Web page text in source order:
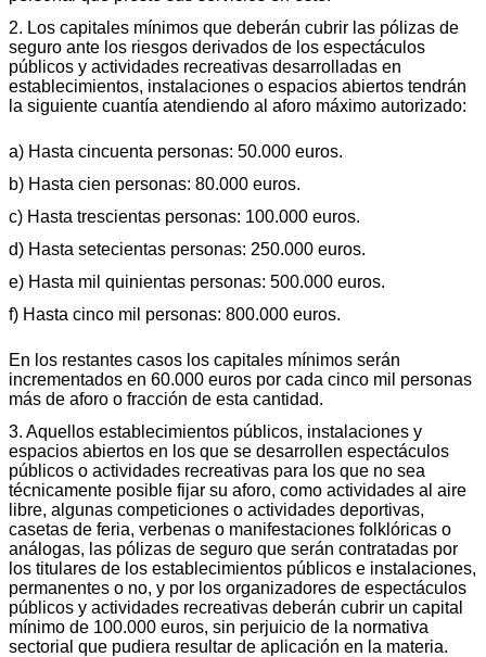
2. Los capitales mínimos que deberán cubrir las pólizas de
seguro ante los riesgos derivados de los espectáculos
públicos y actividades recreativas desarrolladas en
establecimientos, instalaciones o espacios abiertos tendrán
la siguiente cuantía atendiendo al aforo máximo autorizado:
a) Hasta cincuenta personas: 50.000 euros.
b) Hasta cien personas: 80.000 euros.
c) Hasta trescientas personas: 100.000 euros.
d) Hasta setecientas personas: 250.000 euros.
e) Hasta mil quinientas personas: 500.000 euros.
f) Hasta cinco mil personas: 800.000 euros.
En los restantes casos los capitales mínimos serán
incrementados en 60.000 euros por cada cinco mil personas
más de aforo o fracción de esta cantidad.
3. Aquellos establecimientos públicos, instalaciones y
espacios abiertos en los que se desarrollen espectáculos
públicos o actividades recreativas para los que no sea
técnicamente posible fijar su aforo, como actividades al aire
libre, algunas competiciones o actividades deportivas,
casetas de feria, verbenas o manifestaciones folklóricas o
análogas, las pólizas de seguro que serán contratadas por
los titulares de los establecimientos públicos e instalaciones,
permanentes o no, y por los organizadores de espectáculos
públicos y actividades recreativas deberán cubrir un capital
mínimo de 100.000 euros, sin perjuicio de la normativa
sectorial que pudiera resultar de aplicación en la materia.